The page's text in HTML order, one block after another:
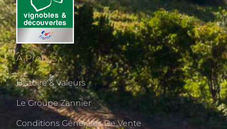
A Propos
Histoire & Valeurs
Le Groupe Zannier
Conditions Générales De Vente